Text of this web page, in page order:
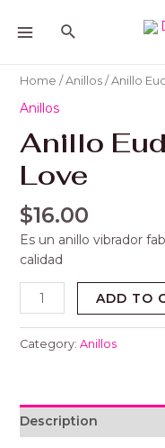
Buscar
Home /Anillos/ Anillo
Anillos
Anillo
Love
$16.00
Es un anillo vibrador
calidad
Eudora
Pretty
Love
quantity
ADD TO
Category: Anillos
Description